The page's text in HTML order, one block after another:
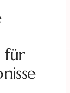
für